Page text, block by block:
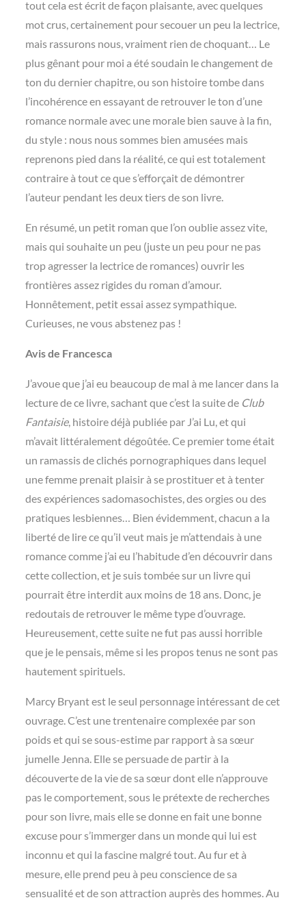
tout cela est écrit de façon plaisante, avec quelques
mot crus, certainement pour secouer un peu la lectrice,
mais rassurons nous, vraiment rien de choquant… Le
plus gênant pour moi a été soudain le changement de
ton du dernier chapitre, ou son histoire tombe dans
l’incohérence en essayant de retrouver le ton d’une
romance normale avec une morale bien sauve à la fin,
du style : nous nous sommes bien amusées mais
reprenons pied dans la réalité, ce qui est totalement
contraire à tout ce que s’efforçait de démontrer
l’auteur pendant les deux tiers de son livre.
En résumé, un petit roman que l’on oublie assez vite,
mais qui souhaite un peu (juste un peu pour ne pas
trop agresser la lectrice de romances) ouvrir les
frontières assez rigides du roman d’amour.
Honnêtement, petit essai assez sympathique.
Curieuses, ne vous abstenez pas !
Avis de Francesca
J’avoue que j’ai eu beaucoup de mal à me lancer dans la
lecture de ce livre, sachant que c’est la suite de Club
Fantaisie, histoire déjà publiée par J’ai Lu, et qui
m’avait littéralement dégoûtée. Ce premier tome était
un ramassis de clichés pornographiques dans lequel
une femme prenait plaisir à se prostituer et à tenter
des expériences sadomasochistes, des orgies ou des
pratiques lesbiennes… Bien évidemment, chacun a la
liberté de lire ce qu’il veut mais je m’attendais à une
romance comme j’ai eu l’habitude d’en découvrir dans
cette collection, et je suis tombée sur un livre qui
pourrait être interdit aux moins de 18 ans. Donc, je
redoutais de retrouver le même type d’ouvrage.
Heureusement, cette suite ne fut pas aussi horrible
que je le pensais, même si les propos tenus ne sont pas
hautement spirituels.
Marcy Bryant est le seul personnage intéressant de cet
ouvrage. C’est une trentenaire complexée par son
poids et qui se sous-estime par rapport à sa sœur
jumelle Jenna. Elle se persuade de partir à la
découverte de la vie de sa sœur dont elle n’approuve
pas le comportement, sous le prétexte de recherches
pour son livre, mais elle se donne en fait une bonne
excuse pour s’immerger dans un monde qui lui est
inconnu et qui la fascine malgré tout. Au fur et à
mesure, elle prend peu à peu conscience de sa
sensualité et de son attraction auprès des hommes. Au